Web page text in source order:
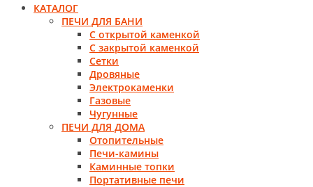
КАТАЛОГ
ПЕЧИ ДЛЯ БАНИ
С открытой каменкой
С закрытой каменкой
Сетки
Дровяные
Электрокаменки
Газовые
Чугунные
ПЕЧИ ДЛЯ ДОМА
Отопительные
Печи-камины
Каминные топки
Портативные печи